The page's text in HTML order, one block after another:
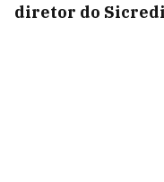
diretor do